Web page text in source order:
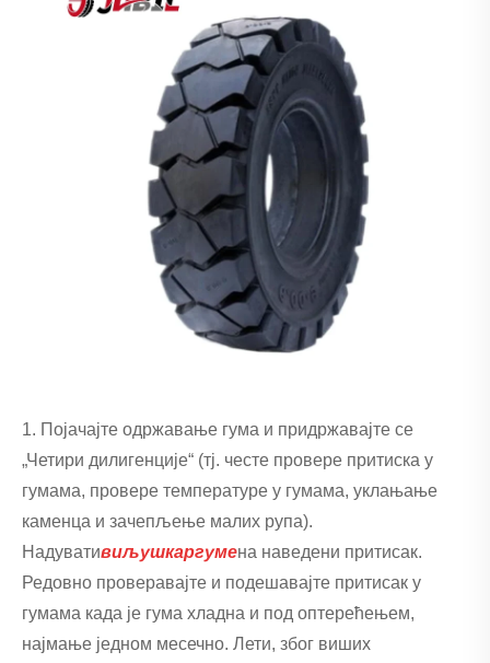
1. Појачајте одржавање гума и придржавајте се
„Четири дилигенције“ (тј. честе провере притиска у
гумама, провере температуре у гумама, уклањање
каменца и зачепљење малих рупа).
Надувативиљушкаргумена наведени притисак.
Редовно проверавајте и подешавајте притисак у
гумама када је гума хладна и под оптерећењем,
најмање једном месечно. Лети, због виших